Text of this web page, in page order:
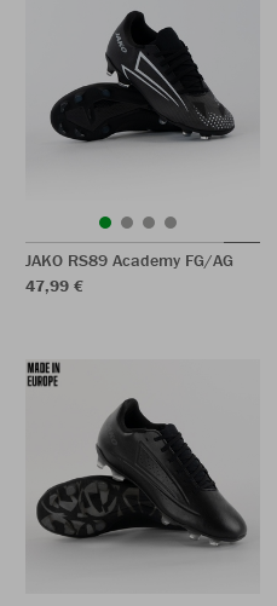
JAKO RS89 Academy FG/AG
47,99 €